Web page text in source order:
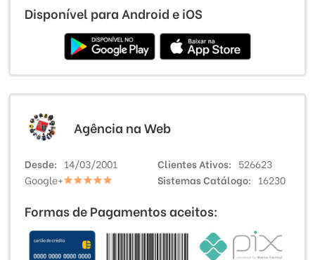
Disponível para Android e iOS
Agência na Web
Desde 14/03/2001 Clientes Ativos
526623
Google+
Sistemas Catálogo 16230
Formas de Pagamentos aceitos: